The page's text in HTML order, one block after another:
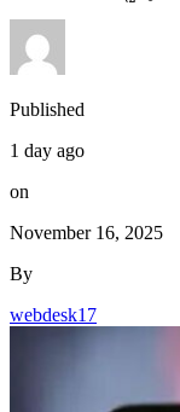
Published
1 day ago
on
November 16, 2025
By
webdesk17